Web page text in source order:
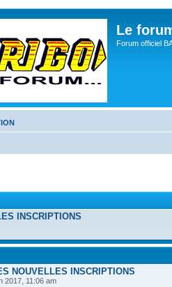
Le
Forum officiel
INSCRIPTIONS
NOUVELLES INSCRIPTIONS
2017, 11:06 am